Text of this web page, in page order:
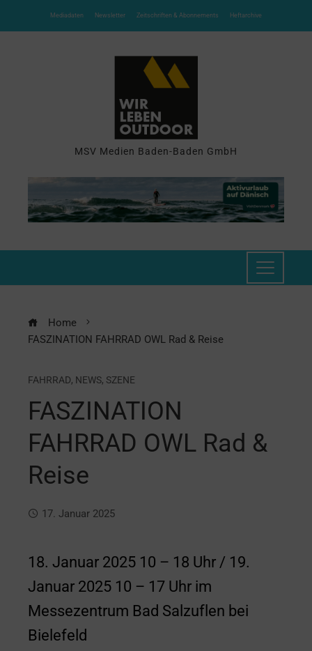
Mediadaten Newsletter Zeitschriften & Abonnements Heftarchive
MSV Medien Baden-Baden GmbH
Home
FASZINATION FAHRRAD OWL Rad & Reise
FAHRRAD, NEWS, SZENE
FASZINATION
FAHRRAD OWL Rad &
Reise
17. Januar 2025
18. Januar 2025 10 – ­­­­­­­18 Uhr / 19.
Januar 2025 10 – 17 Uhr im
Messezentrum Bad Salzuflen bei
Bielefeld